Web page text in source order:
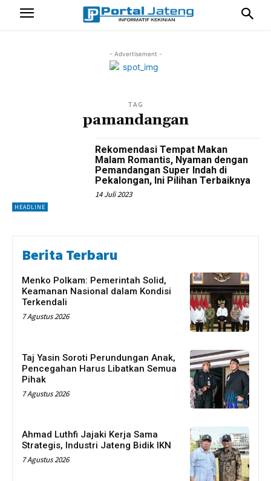
- Advertisement -
TAG
pamandangan
HEADLINE
Rekomendasi Tempat Makan
Malam Romantis, Nyaman dengan
Pemandangan Super Indah di
Pekalongan, Ini Pilihan Terbaiknya
14 Juli 2023
Berita Terbaru
Menko Polkam: Pemerintah Solid,
Keamanan Nasional dalam Kondisi
Terkendali
7 Agustus 2026
Taj Yasin Soroti Perundungan Anak,
Pencegahan Harus Libatkan Semua
Pihak
7 Agustus 2026
Ahmad Luthfi Jajaki Kerja Sama
Strategis, Industri Jateng Bidik IKN
7 Agustus 2026